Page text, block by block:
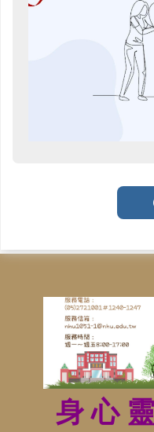
身 心